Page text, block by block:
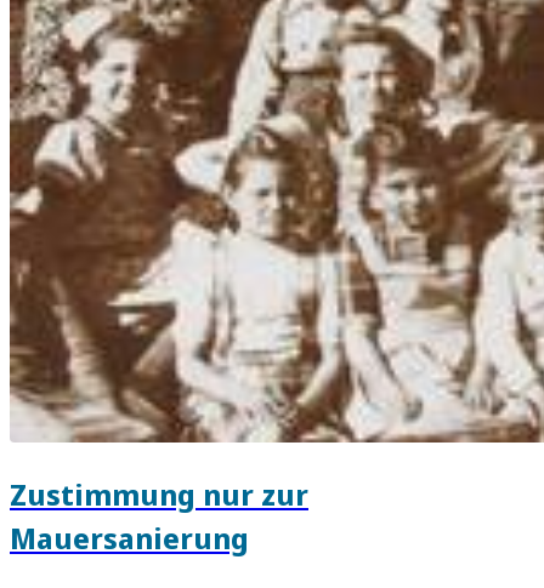
Zustimmung nur zur
Mauersanierung